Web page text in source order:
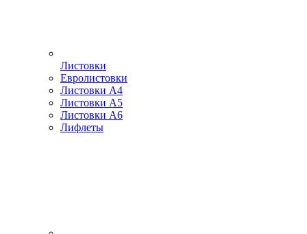
Листовки
Евролистовки
Листовки А4
Листовки А5
Листовки А6
Лифлеты